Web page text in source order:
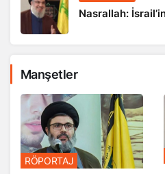
Nasrallah:
Manşetler
RÖPORTAJ